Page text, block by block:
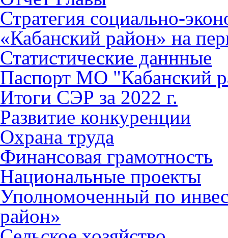
Стратегия социально-
«Кабанский район» на
Статистические даннные
Паспорт МО "Кабанский
Итоги СЭР за 2022 г.
Развитие конкуренции
Охрана труда
Финансовая грамотность
Национальные проекты
Уполномоченный по
район»